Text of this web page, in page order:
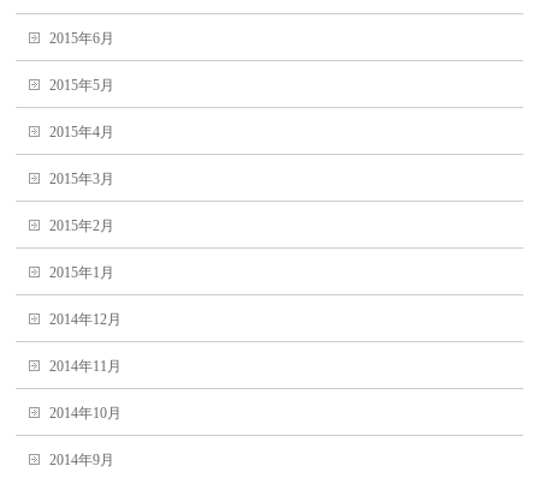
2015年6月
2015年5月
2015年4月
2015年3月
2015年2月
2015年1月
2014年12月
2014年11月
2014年10月
2014年9月